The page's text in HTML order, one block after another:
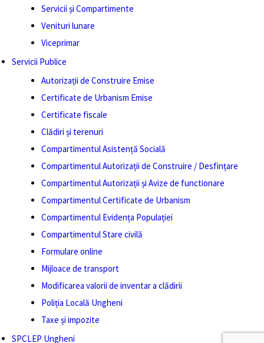
Servicii și Compartimente
Venituri lunare
Viceprimar
Servicii Publice
Autorizații de Construire Emise
Certificate de Urbanism Emise
Certificate fiscale
Clădiri și terenuri
Compartimentul Asistență Socială
Compartimentul Autorizații de Construire / Desfințare
Compartimentul Autorizații și Avize de functionare
Compartimentul Certificate de Urbanism
Compartimentul Evidența Populației
Compartimentul Stare civilă
Formulare online
Mijloace de transport
Modificarea valorii de inventar a clădirii
Poliția Locală Ungheni
Taxe și impozite
SPCLEP Ungheni